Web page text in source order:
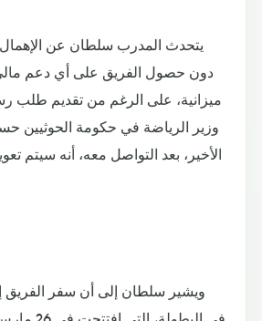
يتحدث المدرب سلطان عن
دون حصول الفريق على أي دعم
ميزانية، على الرغم من تقديم طلب
وزير الرياضة في حكومة الحوثيين
الأخير، بعد التواصل معه، أنه سيتم
ويشير سلطان إلى أن سفر الفريق